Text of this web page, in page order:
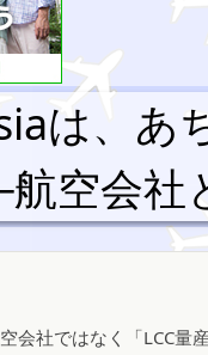
は、あ
空会社
会社ではなく「LCC量